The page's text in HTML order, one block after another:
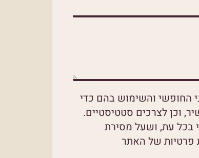
החופשי והשימוש בהם כדי
וכן לצרכים סטטיסטיים.
בכל עת, ושעל מסירת
פרטיות של האתר